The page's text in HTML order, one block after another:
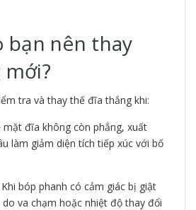
bạn nên thay
tra và thay thế đĩa thắng khi:
mặt đĩa không còn phẳng, xuất
làm giảm diện tích tiếp xúc với bố
Khi bóp phanh có cảm giác bị giật
va chạm hoặc nhiệt độ thay đổi